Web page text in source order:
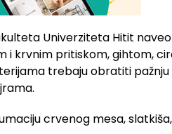
Univerziteta Hitit
i krvnim pritiskom, gihtom,
trebaju obratiti pažnju
crvenog mesa,